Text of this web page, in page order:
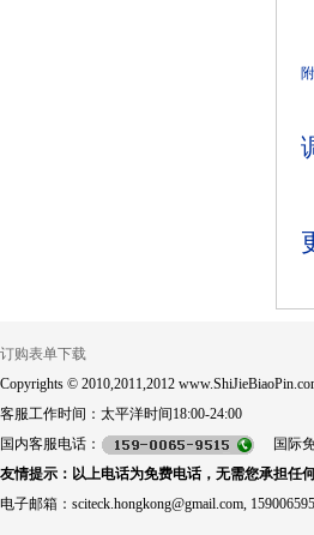
订购表单下载
Copyrights © 2010,2011,2012
客服工作时间：太平洋时间18:00-24:00
国内客服电话：
国际免
友情提示：以上电话为免费电话，无需您承担任
电子邮箱：sciteck.hongkong@gmail.com,